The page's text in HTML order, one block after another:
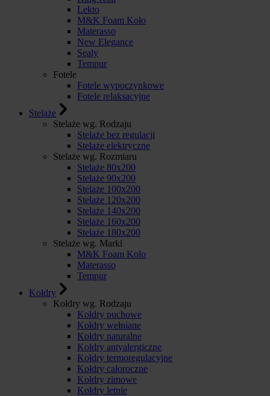
Lekto
M&K Foam Koło
Materasso
New Elegance
Sealy
Tempur
Fotele
Fotele wypoczynkowe
Fotele relaksacyjne
Stelaże
Stelaże wg. Rodzaju
Stelaże bez regulacji
Stelaże elektryczne
Stelaże wg. Rozmiaru
Stelaże 80x200
Stelaże 90x200
Stelaże 100x200
Stelaże 120x200
Stelaże 140x200
Stelaże 160x200
Stelaże 180x200
Stelaże wg. Marki
M&K Foam Kolo
Materasso
Tempur
Kołdry
Kołdry wg. Rodzaju
Kołdry puchowe
Kołdry wełniane
Kołdry naturalne
Kołdry antyalergiczne
Kołdry termoregulacyjne
Kołdry całoroczne
Kołdry zimowe
Kołdry letnie